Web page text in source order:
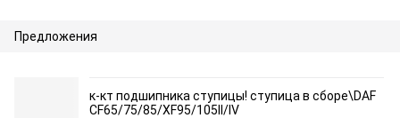
Предложения
к-кт подшипника ступицы! ступица в сборе\DAF
CF65/75/85/XF95/105II/IV